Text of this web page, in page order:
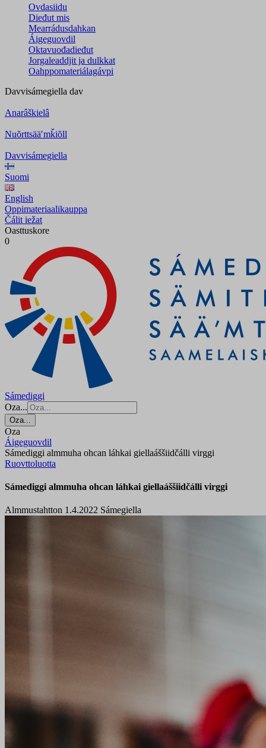
Ovdasiidu
Dieđut mis
Mearrádusdahkan
Áigeguovdil
Oktavuođadieđut
Jorgaleaddjit ja dulkkat
Oahppomateriálagávpi
Davvisámegiella dav
Anarâškielâ
Nuõrttsääʹmǩiõll
Davvisámegiella
Suomi
English
Oppimateriaalikauppa
Čálit iežat
Oasttuskore
0
Sámediggi
Oza...
Oza...
Oza
Áigeguovdil
Sámediggi almmuha ohcan láhkai giellaáššiidčálli virggi
Ruovttoluotta
Sámediggi almmuha ohcan láhkai giellaáššiidčálli virggi
Almmustahtton 1.4.2022 Sámegiella